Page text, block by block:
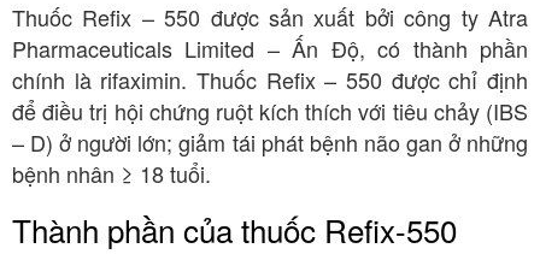
Thuốc Refix – 550 được sản xuất bởi công ty Atra
Pharmaceuticals Limited – Ấn Độ, có thành phần
chính là rifaximin. Thuốc Refix – 550 được chỉ định
để điều trị hội chứng ruột kích thích với tiêu chảy (IBS
– D) ở người lớn; giảm tái phát bệnh não gan ở những
bệnh nhân ≥ 18 tuổi.
Thành phần của thuốc Refix-550